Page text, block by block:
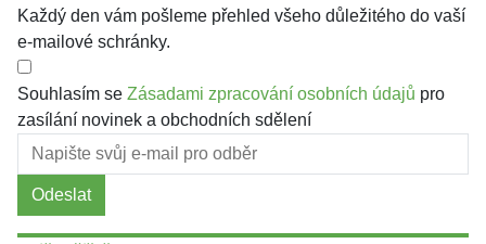
Každý den vám pošleme přehled všeho důležitého do vaší
e-mailové schránky.
Souhlasím se Zásadami zpracování osobních údajů pro
zasílání novinek a obchodních sdělení
Odeslat